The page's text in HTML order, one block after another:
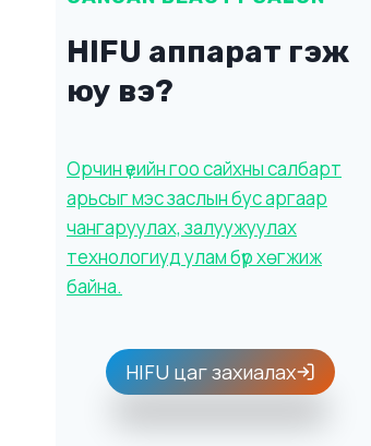
HIFU аппарат гэж
юу вэ?
Орчин үеийн гоо сайхны салбарт
арьсыг мэс заслын бус аргаар
чангаруулах, залуужуулах
технологиуд улам бүр хөгжиж
байна.
HIFU цаг захиалах